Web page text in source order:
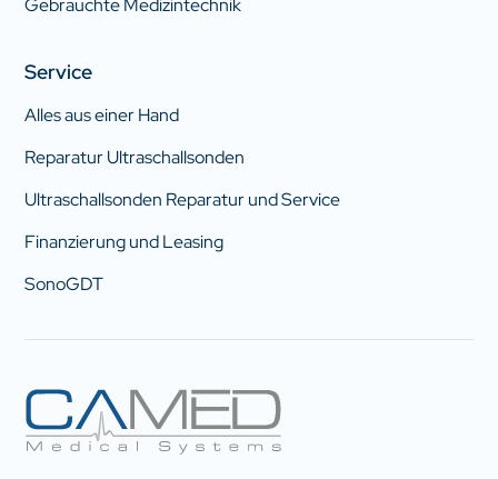
Gebrauchte Medizintechnik
Service
Alles aus einer Hand
Reparatur Ultraschallsonden
Ultraschallsonden Reparatur und Service
Finanzierung und Leasing
SonoGDT